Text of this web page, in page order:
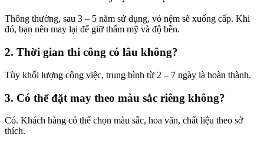
Thông thường, sau 3 – 5 năm sử dụng, vỏ nệm sẽ xuống cấp. Khi
đó, bạn nên may lại để giữ thẩm mỹ và độ bền.
2. Thời gian thi công có lâu không?
Tùy khối lượng công việc, trung bình từ 2 – 7 ngày là hoàn thành.
3. Có thể đặt may theo màu sắc riêng không?
Có. Khách hàng có thể chọn màu sắc, hoa văn, chất liệu theo sở
thích.